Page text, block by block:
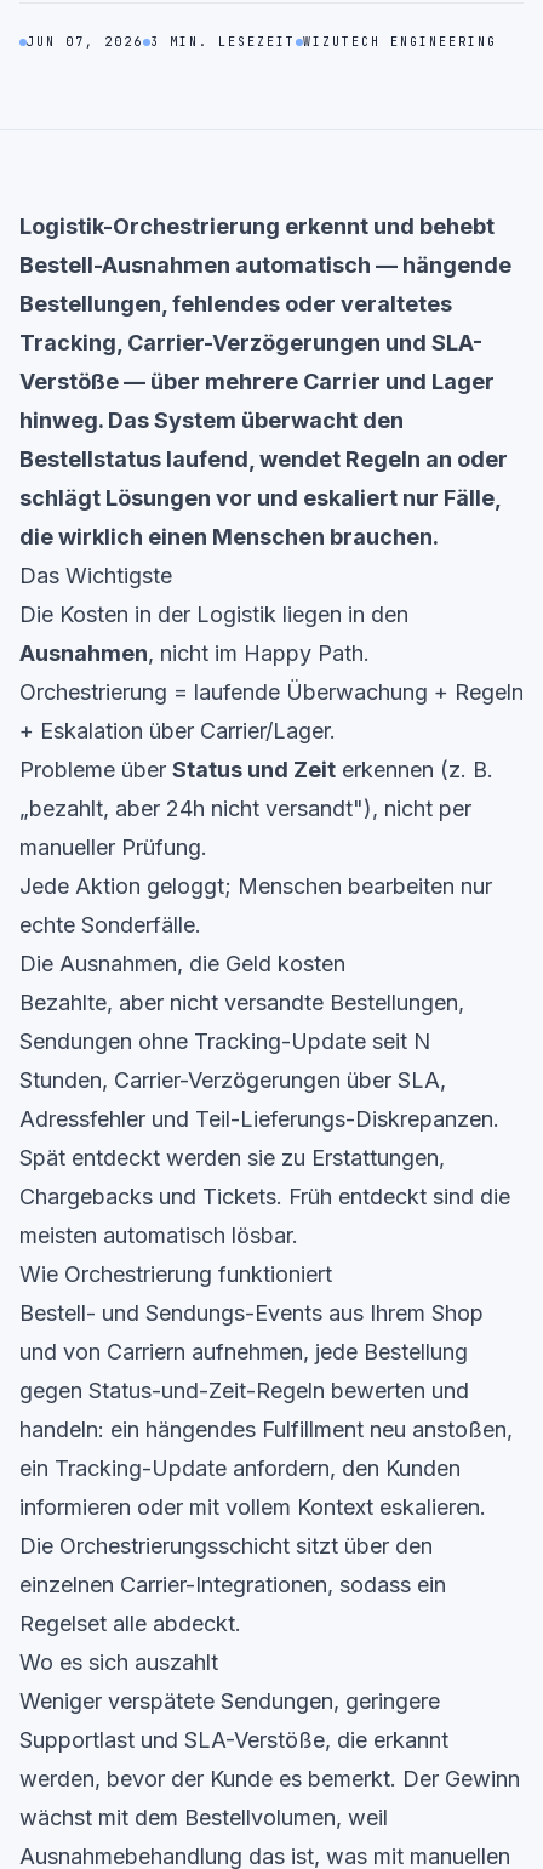
JUN 07, 2026 3 MIN. LESEZEIT WIZUTECH ENGINEERING
Logistik-Orchestrierung erkennt und behebt
Bestell-Ausnahmen automatisch — hängende
Bestellungen, fehlendes oder veraltetes
Tracking, Carrier-Verzögerungen und SLA-
Verstöße — über mehrere Carrier und Lager
hinweg. Das System überwacht den
Bestellstatus laufend, wendet Regeln an oder
schlägt Lösungen vor und eskaliert nur Fälle,
die wirklich einen Menschen brauchen.
Das Wichtigste
Die Kosten in der Logistik liegen in den
Ausnahmen, nicht im Happy Path.
Orchestrierung = laufende Überwachung + Regeln
+ Eskalation über Carrier/Lager.
Probleme über Status und Zeit erkennen (z. B.
„bezahlt, aber 24h nicht versandt"), nicht per
manueller Prüfung.
Jede Aktion geloggt; Menschen bearbeiten nur
echte Sonderfälle.
Die Ausnahmen, die Geld kosten
Bezahlte, aber nicht versandte Bestellungen,
Sendungen ohne Tracking-Update seit N
Stunden, Carrier-Verzögerungen über SLA,
Adressfehler und Teil-Lieferungs-Diskrepanzen.
Spät entdeckt werden sie zu Erstattungen,
Chargebacks und Tickets. Früh entdeckt sind die
meisten automatisch lösbar.
Wie Orchestrierung funktioniert
Bestell- und Sendungs-Events aus Ihrem Shop
und von Carriern aufnehmen, jede Bestellung
gegen Status-und-Zeit-Regeln bewerten und
handeln: ein hängendes Fulfillment neu anstoßen,
ein Tracking-Update anfordern, den Kunden
informieren oder mit vollem Kontext eskalieren.
Die Orchestrierungsschicht sitzt über den
einzelnen Carrier-Integrationen, sodass ein
Regelset alle abdeckt.
Wo es sich auszahlt
Weniger verspätete Sendungen, geringere
Supportlast und SLA-Verstöße, die erkannt
werden, bevor der Kunde es bemerkt. Der Gewinn
wächst mit dem Bestellvolumen, weil
Ausnahmebehandlung das ist, was mit manuellen